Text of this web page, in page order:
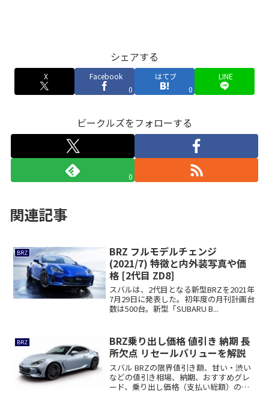
シェアする
X
Facebook
0
はてブ
0
LINE
ビークルズをフォローする
0
関連記事
BRZ
BRZ フルモデルチェンジ
(2021/7) 特徴と内外装写真や価
格 [2代目 ZD8]
スバルは、2代目となる新型BRZを2021年
7月29日に発表した。初年度の月刊計画台
数は500台。新型「SUBARU B...
BRZ
BRZ乗り出し価格 値引き 納期 長
所欠点 リセールバリューを解説
スバル BRZの限界値引き額、甘い・渋い
などの値引き相場、納期、おすすめグレ
ード、乗り出し価格（支払い総額）の見